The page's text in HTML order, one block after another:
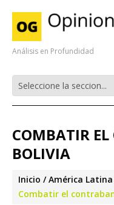
Análisis en Profundidad
COMBATIR
BOLIVIA
Inicio
América Latina
Combatir el